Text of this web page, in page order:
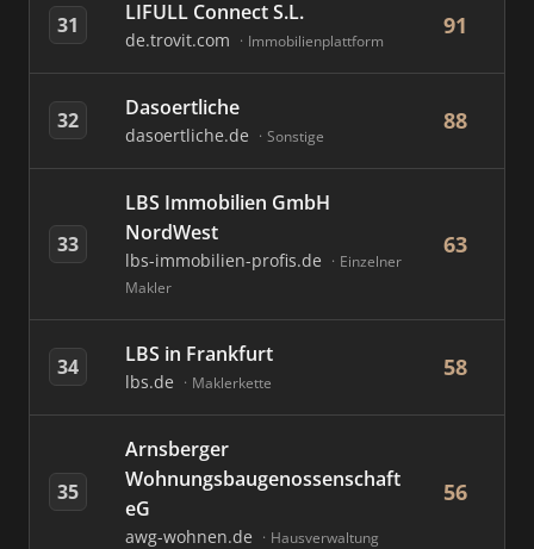
31 LIFULL Connect S.L.
de.trovit.com Immobilienplattform
91
32 Dasoertliche
dasoertliche.de Sonstige
88
33
LBS Immobilien GmbH
NordWest
lbs-immobilien-profis.de
Einzelner
Makler
63
34 LBS in Frankfurt
lbs.de Maklerkette
58
35
Arnsberger
Wohnungsbaugenossenschaft
eG
awg-wohnen.de Hausverwaltung
56